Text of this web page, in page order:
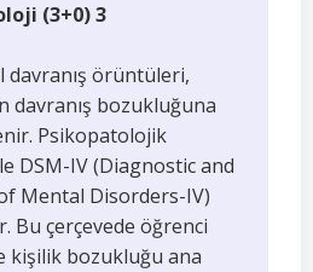
(3+0) 3
davranış örüntüleri,
davranış bozukluğuna
Psikopatolojik
DSM-IV (Diagnostic and
Mental Disorders-IV)
Bu çerçevede öğrenci
kişilik bozukluğu ana